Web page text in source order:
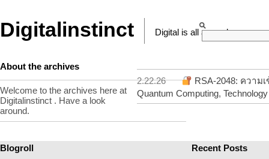
Digitalinstinct Digital is all around
2.22.26
RSA-2048: ควา
Quantum Computing, Technology
About the archives
Welcome to the archives here at
Digitalinstinct . Have a look
around.
Blogroll
Recent Posts